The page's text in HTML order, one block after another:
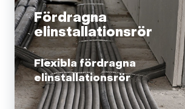
Fördragna
elinstallationsrör
Flexibla fördragna
elinstallationsrör